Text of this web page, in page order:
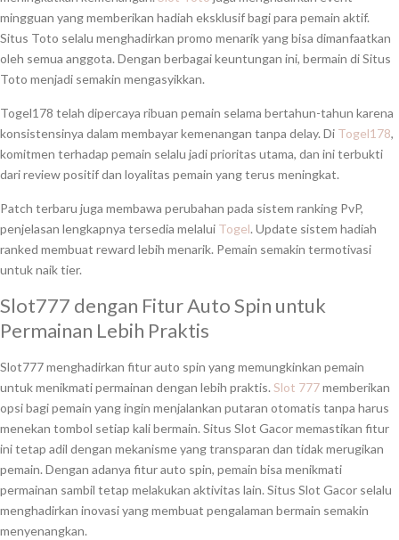
mingguan yang memberikan hadiah eksklusif bagi para pemain aktif.
Situs Toto selalu menghadirkan promo menarik yang bisa dimanfaatkan
oleh semua anggota. Dengan berbagai keuntungan ini, bermain di Situs
Toto menjadi semakin mengasyikkan.
Togel178 telah dipercaya ribuan pemain selama bertahun-tahun karena
konsistensinya dalam membayar kemenangan tanpa delay. Di Togel178,
komitmen terhadap pemain selalu jadi prioritas utama, dan ini terbukti
dari review positif dan loyalitas pemain yang terus meningkat.
Patch terbaru juga membawa perubahan pada sistem ranking PvP,
penjelasan lengkapnya tersedia melalui Togel. Update sistem hadiah
ranked membuat reward lebih menarik. Pemain semakin termotivasi
untuk naik tier.
Slot777 dengan Fitur Auto Spin untuk
Permainan Lebih Praktis
Slot777 menghadirkan fitur auto spin yang memungkinkan pemain
untuk menikmati permainan dengan lebih praktis.Slot 777memberikan
opsi bagi pemain yang ingin menjalankan putaran otomatis tanpa harus
menekan tombol setiap kali bermain. Situs Slot Gacor memastikan fitur
ini tetap adil dengan mekanisme yang transparan dan tidak merugikan
pemain. Dengan adanya fitur auto spin, pemain bisa menikmati
permainan sambil tetap melakukan aktivitas lain. Situs Slot Gacor selalu
menghadirkan inovasi yang membuat pengalaman bermain semakin
menyenangkan.